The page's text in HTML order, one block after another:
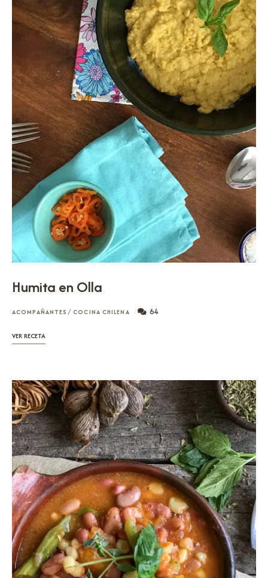
Humita en Olla
ACOMPAÑANTES / COCINA CHILENA 64
VER RECETA